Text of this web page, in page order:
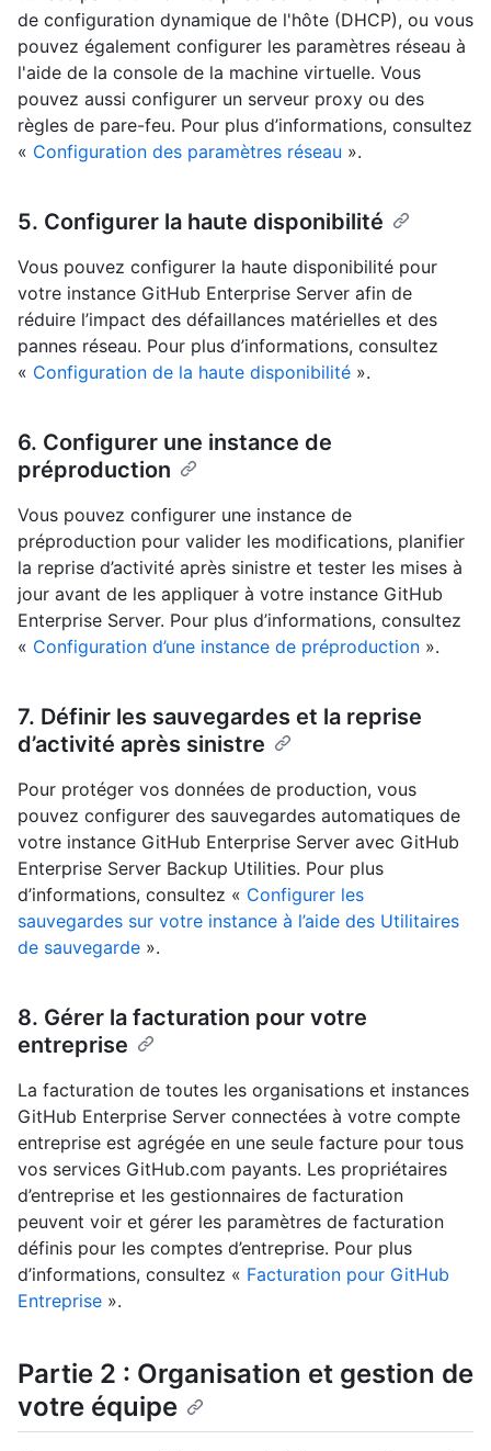
de configuration dynamique de l'hôte (DHCP), ou vous
pouvez également configurer les paramètres réseau à
l'aide de la console de la machine virtuelle. Vous
pouvez aussi configurer un serveur proxy ou des
règles de pare-feu. Pour plus d’informations, consultez
« Configuration des paramètres réseau ».
5. Configurer la haute disponibilité
Vous pouvez configurer la haute disponibilité pour
votre instance GitHub Enterprise Server afin de
réduire l’impact des défaillances matérielles et des
pannes réseau. Pour plus d’informations, consultez
« Configuration de la haute disponibilité ».
6. Configurer une instance de
préproduction
Vous pouvez configurer une instance de
préproduction pour valider les modifications, planifier
la reprise d’activité après sinistre et tester les mises à
jour avant de les appliquer à votre instance GitHub
Enterprise Server. Pour plus d’informations, consultez
« Configuration d’une instance de préproduction ».
7. Définir les sauvegardes et la reprise
d’activité après sinistre
Pour protéger vos données de production, vous
pouvez configurer des sauvegardes automatiques de
votre instance GitHub Enterprise Server avec GitHub
Enterprise Server Backup Utilities. Pour plus
d’informations, consultez « Configurer les
sauvegardes sur votre instance à l’aide des Utilitaires
de sauvegarde ».
8. Gérer la facturation pour votre
entreprise
La facturation de toutes les organisations et instances
GitHub Enterprise Server connectées à votre compte
entreprise est agrégée en une seule facture pour tous
vos services GitHub.com payants. Les propriétaires
d’entreprise et les gestionnaires de facturation
peuvent voir et gérer les paramètres de facturation
définis pour les comptes d’entreprise. Pour plus
d’informations, consultez « Facturation pour GitHub
Entreprise ».
Partie 2 : Organisation et gestion de
votre équipe